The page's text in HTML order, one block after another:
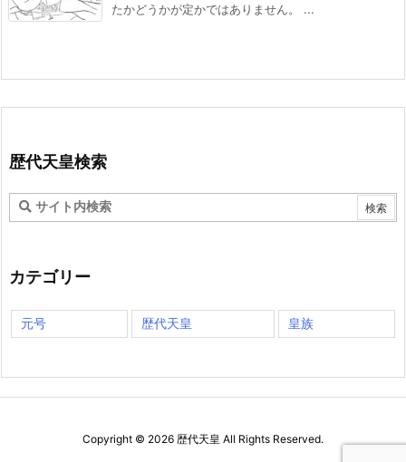
たかどうかが定かではありません。 ...
歴代天皇検索
カテゴリー
元号 歴代天皇 皇族
Copyright © 2026 歴代天皇 All Rights Reserved.